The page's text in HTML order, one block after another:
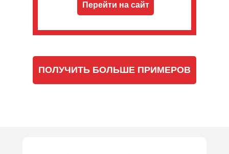
Перейти на сайт
ПОЛУЧИТЬ БОЛЬШЕ ПРИМЕРОВ